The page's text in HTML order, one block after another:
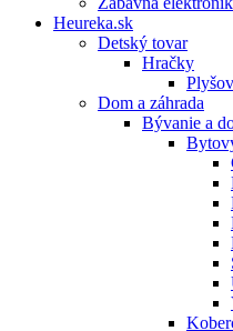
Heureka.sk
Detský tovar
Hračky
Dom a záhrada
Bývanie a